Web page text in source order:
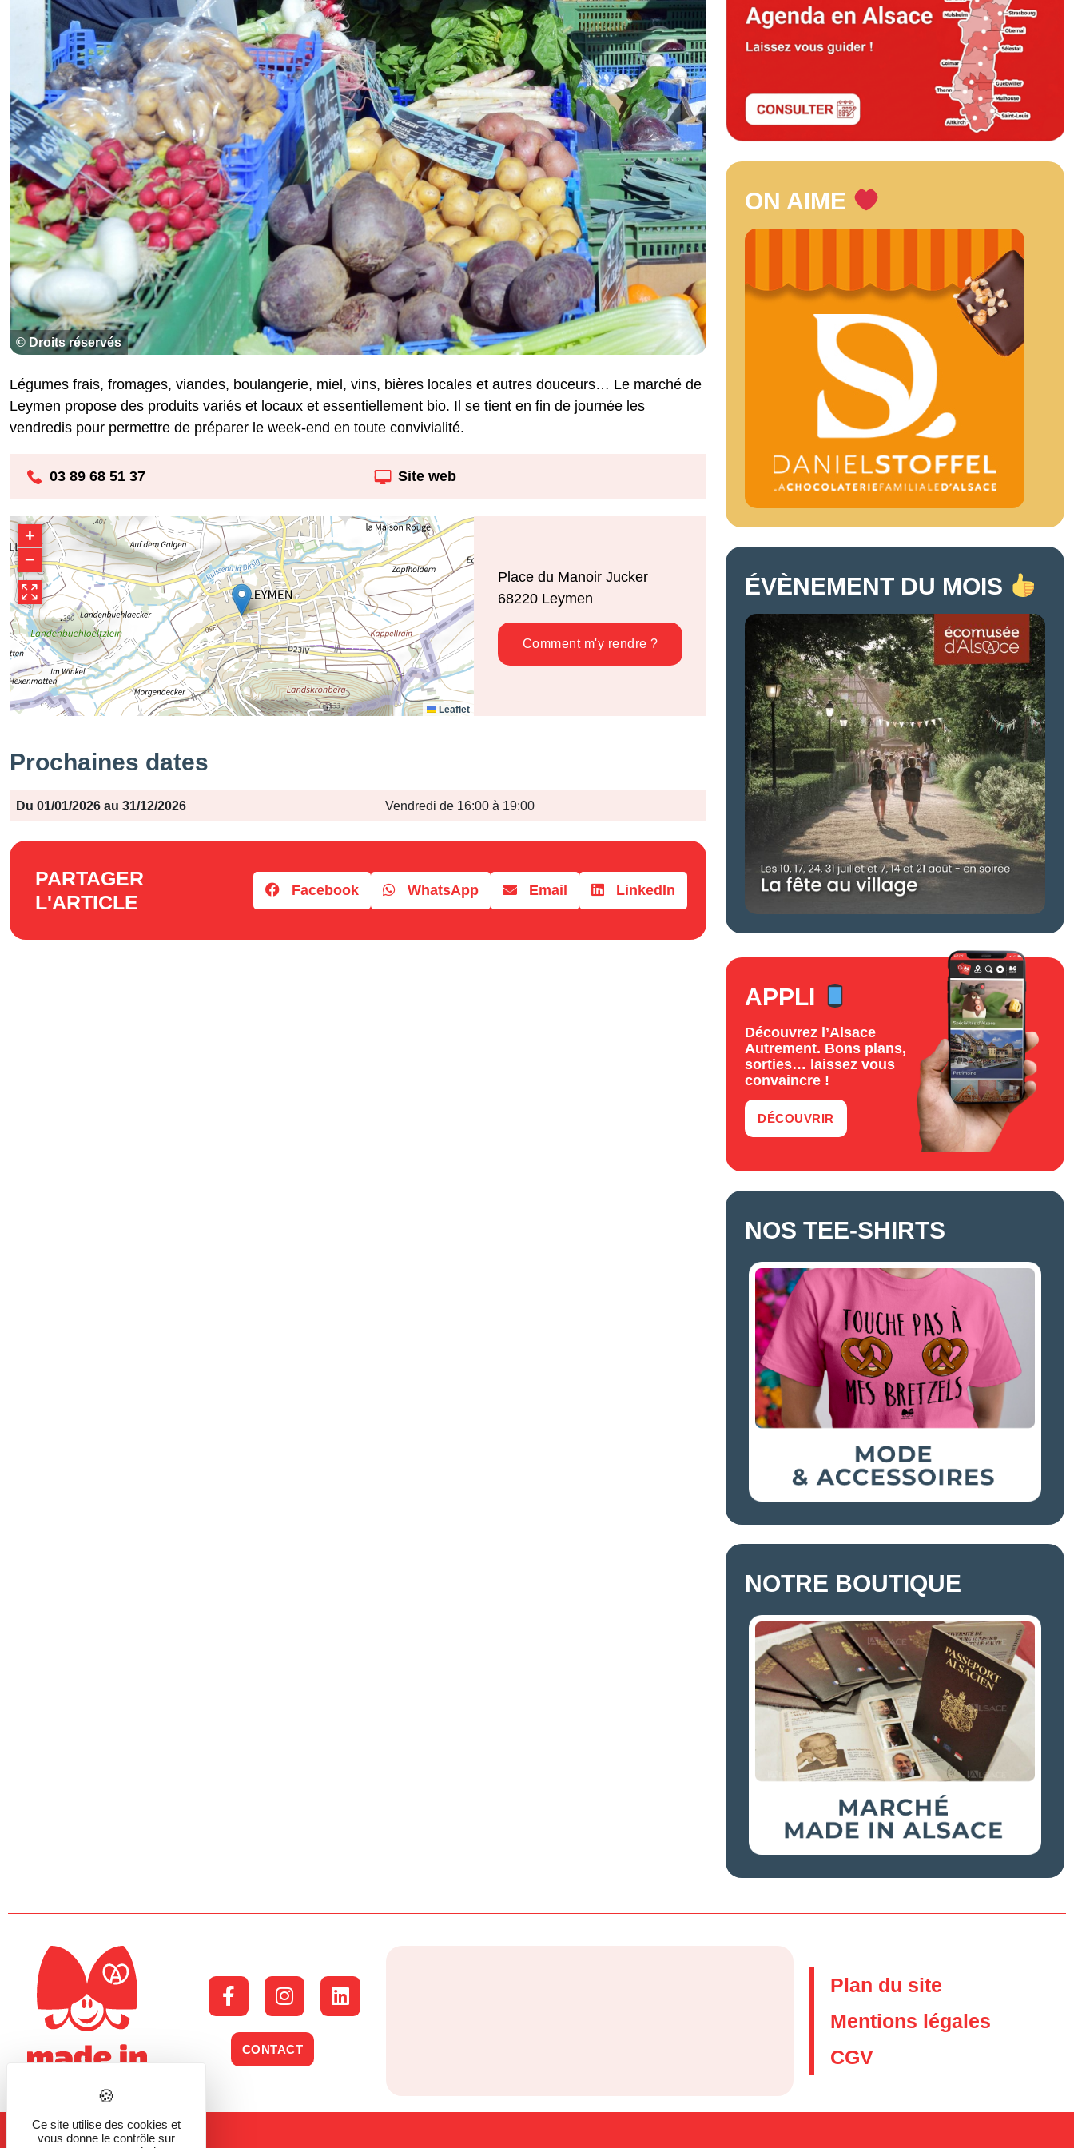
© Droits réservés
Légumes frais, fromages, viandes, boulangerie, miel, vins, bières locales et autres douceurs… Le marché de
Leymen propose des produits variés et locaux et essentiellement bio. Il se tient en fin de journée les
vendredis pour permettre de préparer le week-end en toute convivialité.
03 89 68 51 37 Site web
+
−
Leaflet
Place du Manoir Jucker
68220 Leymen
Comment m'y rendre ?
Prochaines dates
Période Jours Horaires
Du 01/01/2026 au 31/12/2026 Vendredi de 16:00 à 19:00
PARTAGER
L'ARTICLE
Facebook WhatsApp Email LinkedIn
ON AIME
ÉVÈNEMENT DU MOIS
APPLI
Découvrez l’Alsace
Autrement. Bons plans,
sorties… laissez vous
convaincre !
DÉCOUVRIR
NOS TEE-SHIRTS
NOTRE BOUTIQUE
CONTACT
Plan du site
Mentions légales
CGV
Ce site utilise des cookies et
vous donne le contrôle sur